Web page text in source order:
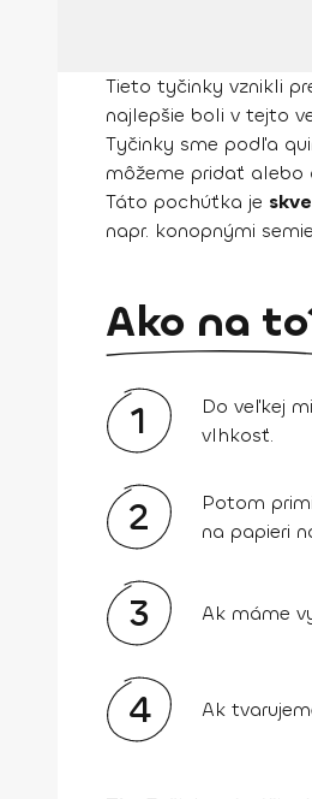
Tieto tyčinky vznikli
najlepšie boli v tejto
Tyčinky sme podľa
môžeme pridať alebo
Táto pochúťka je
napr. konopnými
Ako na
1
Do veľkej
vlhkosť.
2
Potom
na papieri
3 Ak máme
4 Ak